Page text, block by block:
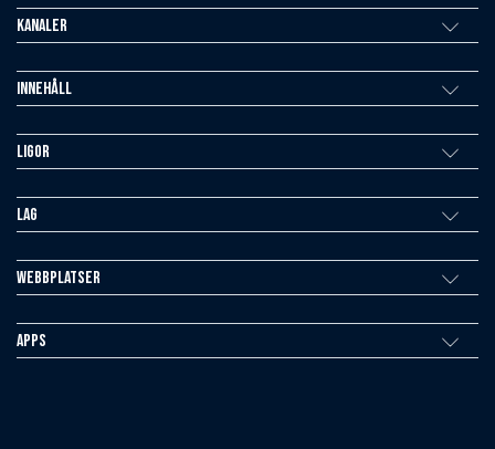
Kanaler
Innehåll
Ligor
Lag
Webbplatser
Apps